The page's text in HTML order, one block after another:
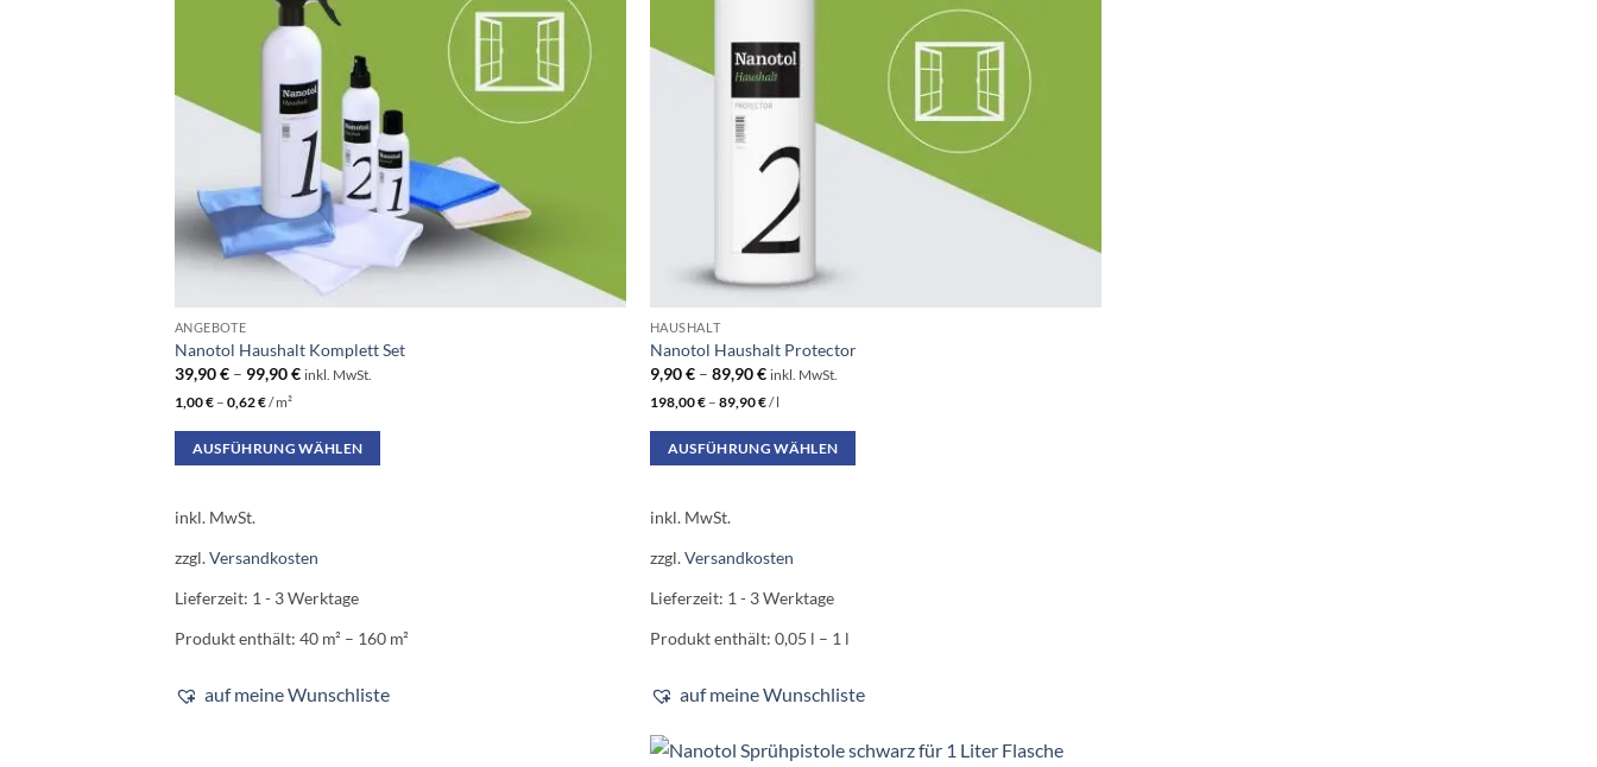
ANGEBOTE
Nanotol Haushalt Komplett Set
39,90€– 99,90€ inkl. MwSt.
1,00€– 0,62€/m²
AUSFÜHRUNG WÄHLEN
mehrere
Die
können
inkl. MwSt.
zzgl.Versandkosten
Lieferzeit: 1 - 3 Werktage
Produkt enthält: 40 m² – 160 m²
auf meine Wunschliste
HAUSHALT
Nanotol Haushalt Protector
9,90€– 89,90€ inkl. MwSt.
198,00€– 89,90€/l
AUSFÜHRUNG WÄHLEN
mehrere
Die
können
der
inkl. MwSt.
zzgl.Versandkosten
Lieferzeit: 1 - 3 Werktage
Produkt enthält: 0,05 l – 1 l
auf meine Wunschliste